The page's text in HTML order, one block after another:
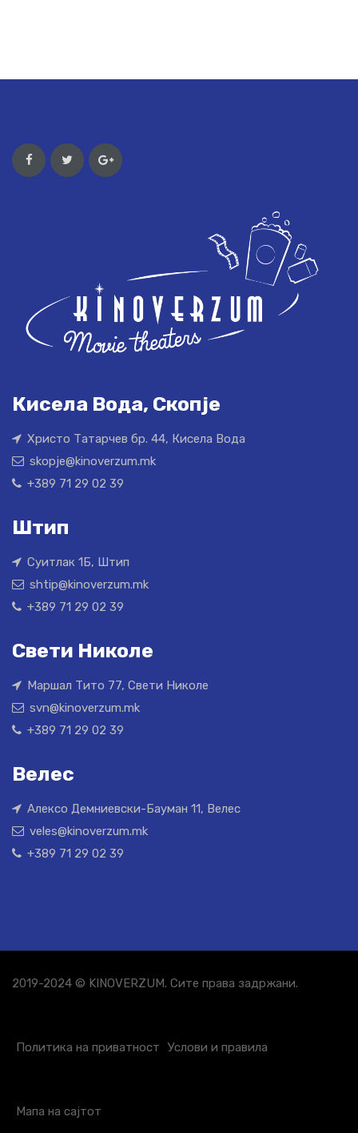
Кисела Вода, Скопје
Христо Татарчев бр. 44, Кисела Вода
skopje@kinoverzum.mk
+389 71 29 02 39
Штип
Суитлак 1Б, Штип
shtip@kinoverzum.mk
+389 71 29 02 39
Свети Николе
Маршал Тито 77, Свети Николе
svn@kinoverzum.mk
+389 71 29 02 39
Велес
Алексо Демниевски-Бауман 11, Велес
veles@kinoverzum.mk
+389 71 29 02 39
2019-2024 © KINOVERZUM. Сите права задржани.
Политика на приватност Услови и правила
Мапа на сајтот